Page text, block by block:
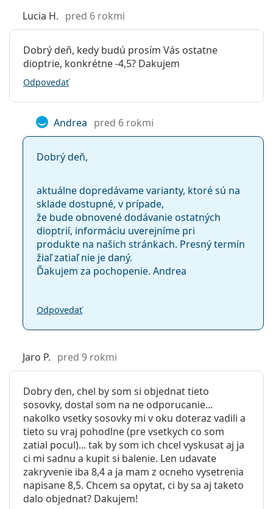
Tých, ktorí trávia čas vonku alebo v klimatizovaných
priestoroch a potrebujú kontaktné šošovky, ktoré
sú zároveň hydratujúce a priedušné.
Tých, ktorí majú krátkozrakosť alebo ďalekozrakosť.
Často kladené otázky
Ako dlho môžete nosiť MyDay daily disposable?
Aký je rozdiel medzi balením 30 kusov a balením
90 kusov MyDay daily disposable?
Iné jednodenné silikón-
Acuvue Oasys 1-Day with HydraLuxe
DAILIES Total 1
Precision1
Súvisiace články z nášho blogu
Ako rozumieť predpisu na šošovky - dôležité
parametre!
Môžete sa sprchovať s nasadenými kontaktnými
šošovkami?
Hydrogélové vs. silikón-hydrogélové kontaktné
šošovky
UV filter:
Áno
Silikón-
hydrogélové:
Áno
Používanie
Expirácia:
Zafarbenie pre
manipuláciu:
Áno
môže spať:
Nie
Balenie
Výrobca:
CooperVision
krabičke:
30
Hmotnosť:
Kategória:
Kontaktné šošovky
Sférické a asférické šošovky
Lucia H. pred 6 rokmi
Dobrý deň, kedy budú prosím Vás ostatne
dioptrie, konkrétne -4,5? Dakujem
Odpovedať
Andrea pred 6 rokmi
Dobrý deň,
aktuálne dopredávame varianty, ktoré sú na
sklade dostupné, v prípade,
že bude obnovené dodávanie ostatných
dioptrií, informáciu uverejníme pri
produkte na našich stránkach. Presný termín
žiaľ zatiaľ nie je daný.
Ďakujem za pochopenie. Andrea
Odpovedať
Jaro P. pred 9 rokmi
Dobry den, chel by som si objednat tieto
sosovky, dostal som na ne odporucanie...
nakolko vsetky sosovky mi v oku doteraz vadili a
tieto su vraj pohodlne (pre vsetkych co som
zatial pocul)... tak by som ich chcel vyskusat aj ja
ci mi sadnu a kupit si balenie. Len udavate
zakryvenie iba 8,4 a ja mam z ocneho vysetrenia
napisane 8,5. Chcem sa opytat, ci by sa aj taketo
dalo objednat? Dakujem!